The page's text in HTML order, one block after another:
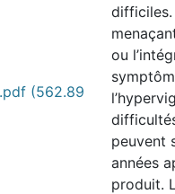
(562.89
difficiles.
ou
peuvent
années
produit.